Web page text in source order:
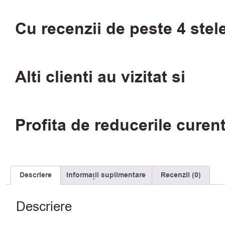
Cu recenzii de peste 4
Alti clienti au vizitat si
Profita de reducerile
Descriere Informații suplimentare Recenzii (0)
Descriere